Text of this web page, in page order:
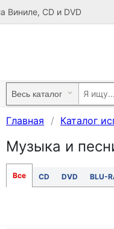
Виниле, CD и DVD
Главная Каталог
Музыка и
Все CD DVD BLU-